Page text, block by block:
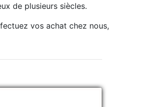
de plusieurs siècles.
vos achat chez nous,